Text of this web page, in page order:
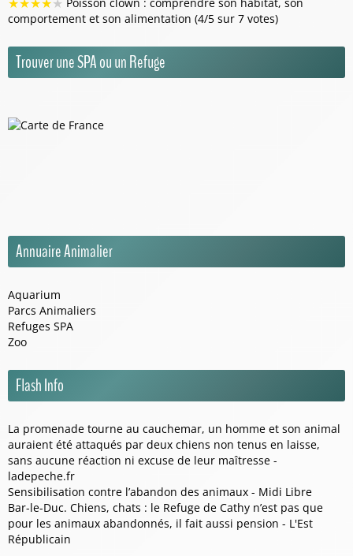
Poisson clown : comprendre son habitat, son
comportement et son alimentation (4/5 sur 7 votes)
Trouver une SPA ou un Refuge
Annuaire Animalier
Aquarium
Parcs Animaliers
Refuges SPA
Zoo
Flash Info
La promenade tourne au cauchemar, un homme et son animal
auraient été attaqués par deux chiens non tenus en laisse,
sans aucune réaction ni excuse de leur maîtresse -
ladepeche.fr
Sensibilisation contre l’abandon des animaux - Midi Libre
Bar-le-Duc. Chiens, chats : le Refuge de Cathy n’est pas que
pour les animaux abandonnés, il fait aussi pension - L'Est
Républicain